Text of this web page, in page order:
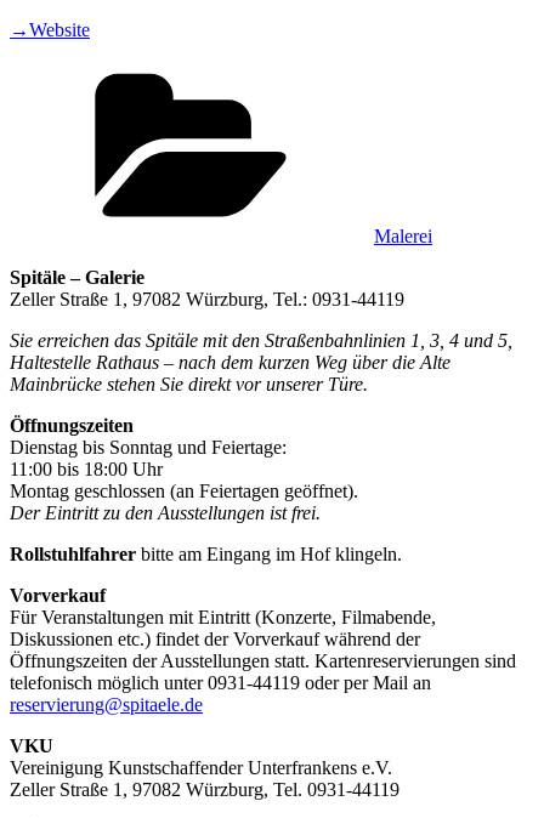
→Website
Malerei
Spitäle – Galerie
Zeller Straße 1, 97082 Würzburg, Tel.: 0931-44119
Sie erreichen das Spitäle mit den Straßenbahnlinien 1, 3, 4 und 5,
Haltestelle Rathaus – nach dem kurzen Weg über die Alte
Mainbrücke stehen Sie direkt vor unserer Türe.
Öffnungszeiten
Dienstag bis Sonntag und Feiertage:
11:00 bis 18:00 Uhr
Montag geschlossen (an Feiertagen geöffnet).
Der Eintritt zu den Ausstellungen ist frei.
Rollstuhlfahrer bitte am Eingang im Hof klingeln.
Vorverkauf
Für Veranstaltungen mit Eintritt (Konzerte, Filmabende,
Diskussionen etc.) findet der Vorverkauf während der
Öffnungszeiten der Ausstellungen statt. Kartenreservierungen sind
telefonisch möglich unter 0931-44119 oder per Mail an
reservierung@spitaele.de
VKU
Vereinigung Kunstschaffender Unterfrankens e.V.
Zeller Straße 1, 97082 Würzburg, Tel. 0931-44119